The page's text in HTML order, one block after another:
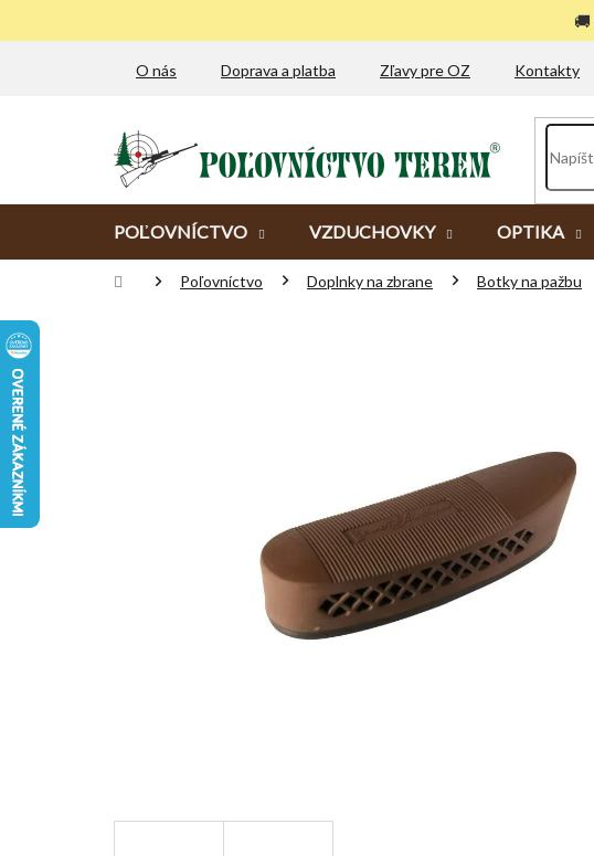
🚚
O nás Doprava a platba Zľavy pre OZ Kontakty
POĽOVNÍCTVO VZDUCHOVKY OPTIKA
DomovPoľovníctvo Doplnky na zbrane Botky na pažbu